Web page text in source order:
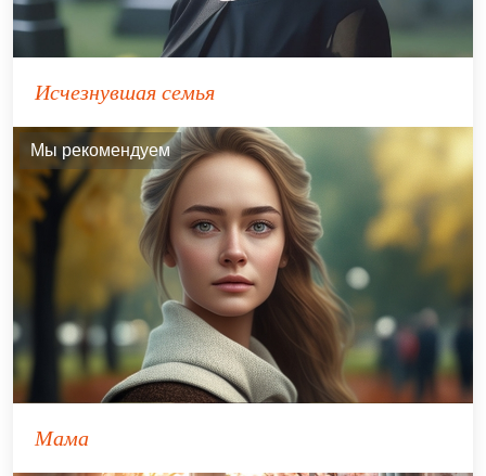
Исчезнувшая семья
Мы рекомендуем
Мама